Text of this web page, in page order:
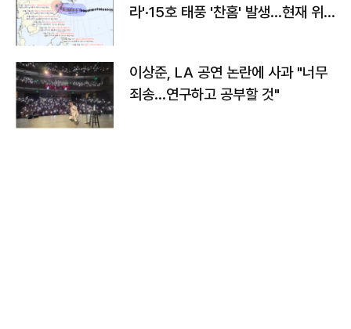
라'·15호 태풍 '찬홈' 발생…현재 위
이상준, LA 공연 논란에 사과 "너무
죄송…연구하고 공부할 것"